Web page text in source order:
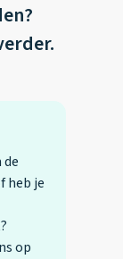
heb je
op